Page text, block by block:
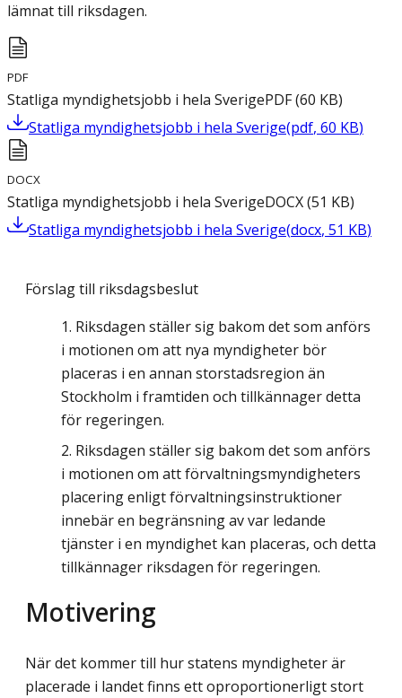
lämnat till riksdagen.
PDF
Statliga myndighetsjobb i hela SverigePDF(60 KB)
Statliga myndighetsjobb i hela Sverige(pdf, 60 KB)
DOCX
Statliga myndighetsjobb i hela SverigeDOCX(51 KB)
Statliga myndighetsjobb i hela Sverige(docx, 51 KB)
Förslag till riksdagsbeslut
Riksdagen ställer sig bakom det som anförs
i motionen om att nya myndigheter bör
placeras i en annan storstadsregion än
Stockholm i framtiden och tillkännager detta
för regeringen.
Riksdagen ställer sig bakom det som anförs
i motionen om att förvaltningsmyndigheters
placering enligt förvaltningsinstruktioner
innebär en begränsning av var ledande
tjänster i en myndighet kan placeras, och detta
tillkännager riksdagen för regeringen.
Motivering
När det kommer till hur statens myndigheter är
placerade i landet finns ett oproportionerligt stort